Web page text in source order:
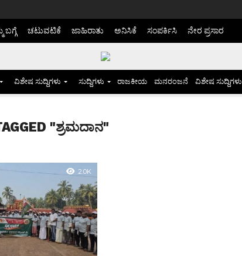
ಬಗ್ಗೆ ಚಟುವಟಿಕೆ ಜಾಹಿರಾತು ಅನಿಸಿಕೆ ಸಂಪರ್ಕಿಸಿ ನೇರ ಪ್ರಸಾರ
ವಿಶೇಷ ಸುದ್ದಿಗಳು ಸುದ್ದಿಗಳು ರಾಜಕೀಯ ಮನರಂಜನೆ ವಿಶೇಷ ಸುದ್ದಿಗಳು
"ಶ್ರಮದಾನ"
2.0K